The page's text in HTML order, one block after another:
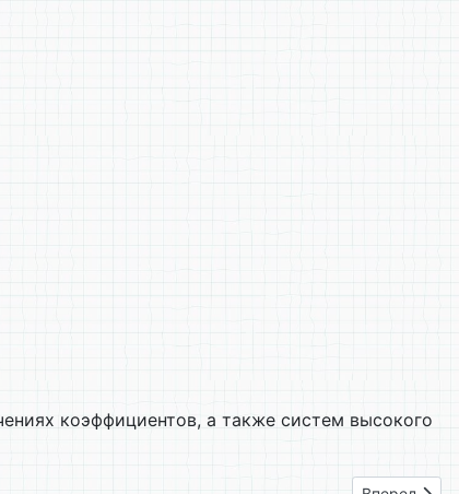
коэффициентов, а также систем высокого